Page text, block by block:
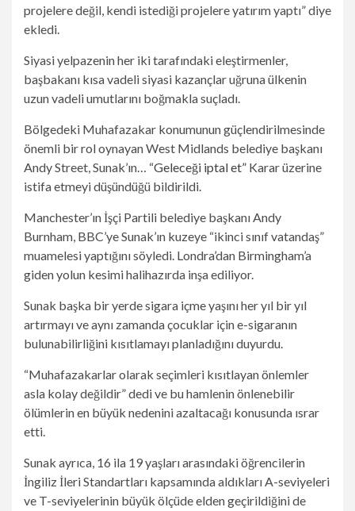
projelere değil, kendi istediği projelere yatırım yaptı” diye
ekledi.
Siyasi yelpazenin her iki tarafındaki eleştirmenler,
başbakanı kısa vadeli siyasi kazançlar uğruna ülkenin
uzun vadeli umutlarını boğmakla suçladı.
Bölgedeki Muhafazakar konumunun güçlendirilmesinde
önemli bir rol oynayan West Midlands belediye başkanı
Andy Street, Sunak’ın… “Geleceği iptal et” Karar üzerine
istifa etmeyi düşündüğü bildirildi.
Manchester’ın İşçi Partili belediye başkanı Andy
Burnham, BBC’ye Sunak’ın kuzeye “ikinci sınıf vatandaş”
muamelesi yaptığını söyledi. Londra’dan Birmingham’a
giden yolun kesimi halihazırda inşa ediliyor.
Sunak başka bir yerde sigara içme yaşını her yıl bir yıl
artırmayı ve aynı zamanda çocuklar için e-sigaranın
bulunabilirliğini kısıtlamayı planladığını duyurdu.
“Muhafazakarlar olarak seçimleri kısıtlayan önlemler
asla kolay değildir” dedi ve bu hamlenin önlenebilir
ölümlerin en büyük nedenini azaltacağı konusunda ısrar
etti.
Sunak ayrıca, 16 ila 19 yaşları arasındaki öğrencilerin
İngiliz İleri Standartları kapsamında aldıkları A-seviyeleri
ve T-seviyelerinin büyük ölçüde elden geçirildiğini de